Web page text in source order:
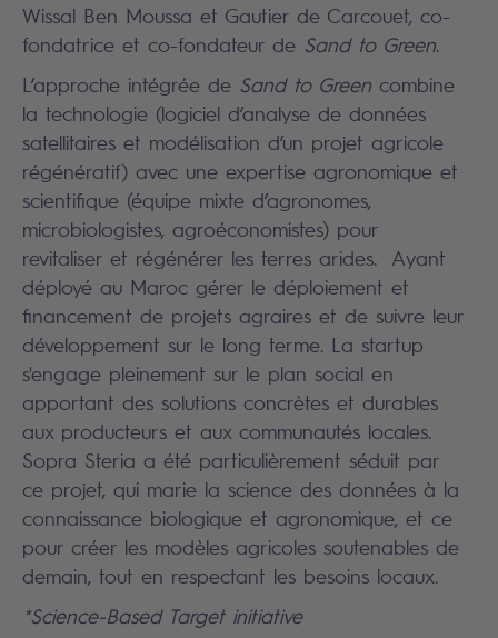
Wissal Ben Moussa et Gautier de Carcouet, co-
fondatrice et co-fondateur de Sand to Green.
L’approche intégrée de Sand to Green combine
la technologie (logiciel d’analyse de données
satellitaires et modélisation d’un projet agricole
régénératif) avec une expertise agronomique et
scientifique (équipe mixte d’agronomes,
microbiologistes, agroéconomistes) pour
revitaliser et régénérer les terres arides. Ayant
déployé au Maroc gérer le déploiement et
financement de projets agraires et de suivre leur
développement sur le long terme. La startup
s'engage pleinement sur le plan social en
apportant des solutions concrètes et durables
aux producteurs et aux communautés locales.
Sopra Steria a été particulièrement séduit par
ce projet, qui marie la science des données à la
connaissance biologique et agronomique, et ce
pour créer les modèles agricoles soutenables de
demain, tout en respectant les besoins locaux.
*Science-Based Target initiative